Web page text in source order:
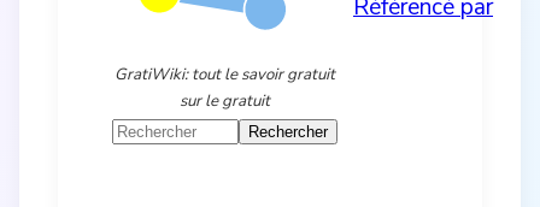
GratiWiki: tout le savoir gratuit
sur le gratuit
Référencé par